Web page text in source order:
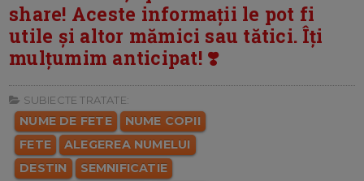
share! Aceste informații le pot fi
utile și altor mămici sau tătici. Îți
mulțumim anticipat! ❣️
SUBIECTE TRATATE:
NUME DE FETE
NUME COPII
FETE
ALEGEREA NUMELUI
DESTIN
SEMNIFICATIE